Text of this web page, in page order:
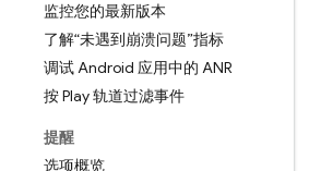
监控您的最新版本
了解“未遇到崩溃问题”指标
调试 Android 应用中的 ANR
按 Play 轨道过滤事件
提醒
选项概览